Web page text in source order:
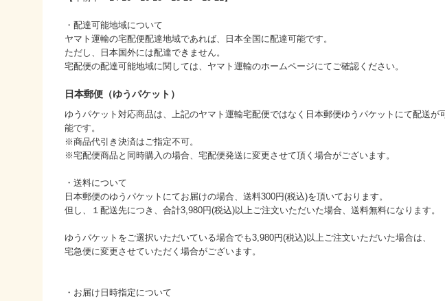
・配達可能地域について
ヤマト運輸の宅配便配達地域であれば、日本全国に配達可能です。
ただし、日本国外には配達できません。
宅配便の配達可能地域に関しては、ヤマト運輸のホームページにてご確認ください。
日本郵便（ゆうパケット）
ゆうパケット対応商品は、上記のヤマト運輸宅配便ではなく日本郵便ゆうパケットにて配送が可
能です。
※商品代引き決済はご指定不可。
※宅配便商品と同時購入の場合、宅配便発送に変更させて頂く場合がございます。
・送料について
日本郵便のゆうパケットにてお届けの場合、送料300円(税込)を頂いております。
但し、１配送先につき、合計3,980円(税込)以上ご注文いただいた場合、送料無料になります。
ゆうパケットをご選択いただいている場合でも3,980円(税込)以上ご注文いただいた場合は、
宅急便に変更させていただく場合がございます。
・お届け日時指定について